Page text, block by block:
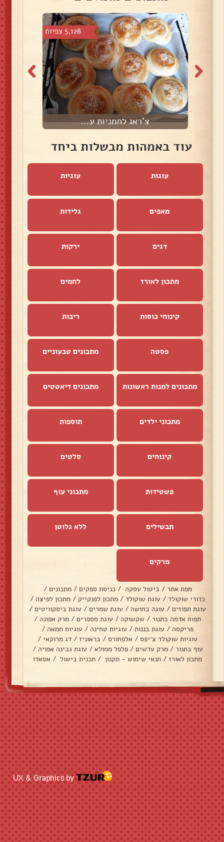
5,128 צפיות
צ'ראג לחמניות ע...
עוד באמהות מבשלות ביחד
עוגות עוגיות
מאפים גלידות
דגים ירקות
מתכון לאורז לחמים
קינוחי כוסות ריבות
פסטה מתכונים טבעוניים
מתכונים למנות ראשונות מתכונים דיאטטים
מתכוני ילדים תוספות
קינוחים סלטים
פשטידות מתכוני עוף
תבשילים ללא גלוטן
מרקים
מפת אתר / ביטול עסקה / כניסת ספקים / מתכונים /
כדורי שוקולד / עוגת שוקולד / מתכון לפנקייק / מתכון לפיצה /
עוגת תפוזים / עוגה בחושה / עוגת שמרים / עוגת ביסקוויטים /
תפוח אדמה בתנור / שקשוקה / עוגת מספרים / מרק אפונה /
פריקסה / עוגת בננות / עוגיות טחינה / עוגיות חמאה /
עוגיות שוקולד צ׳יפס / אלפחורס / בראוניז / דג מרוקאי /
עוף בתנור / מרק עדשים / פלפל ממולא / עוגת גבינה אפויה /
מתכון לאורז / תנאי שימוש - תקנון / תכנית בישול / אסאדו